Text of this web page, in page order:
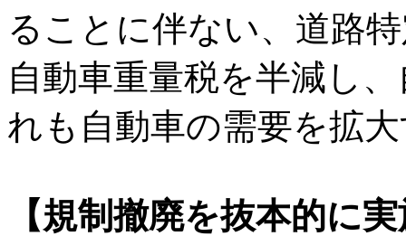
ることに伴ない、道路
自動車重量税を半減し
れも自動車の需要を拡
【規制撤廃を抜本的に